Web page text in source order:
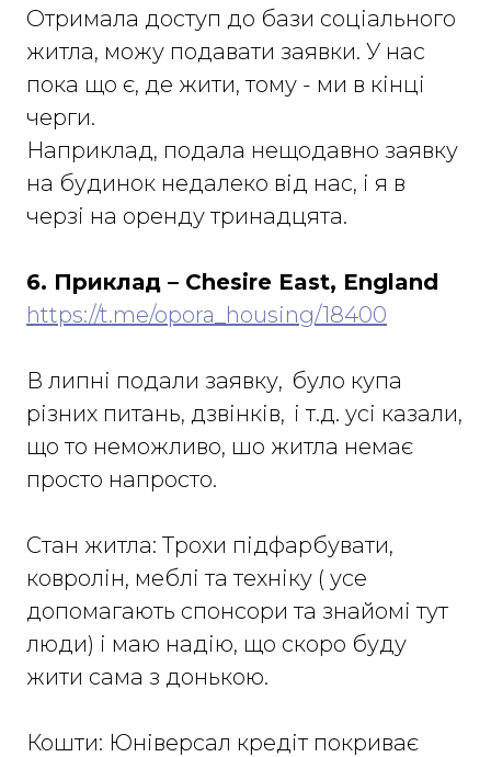
Отримала доступ до бази соціального
житла, можу подавати заявки. У нас
пока що є, де жити, тому - ми в кінці
черги.
Наприклад, подала нещодавно заявку
на будинок недалеко від нас, і я в
черзі на оренду тринадцята.
6. Приклад – Сhesire East, England
https://t.me/opora_housing/18400
В липні подали заявку, було купа
різних питань, дзвінків, і т.д. усі казали,
що то неможливо, шо житла немає
просто напросто.
Стан житла: Трохи підфарбувати,
ковролін, меблі та техніку ( усе
допомагають спонсори та знайомі тут
люди) і маю надію, що скоро буду
жити сама з донькою.
Кошти: Юніверсал кредіт покриває